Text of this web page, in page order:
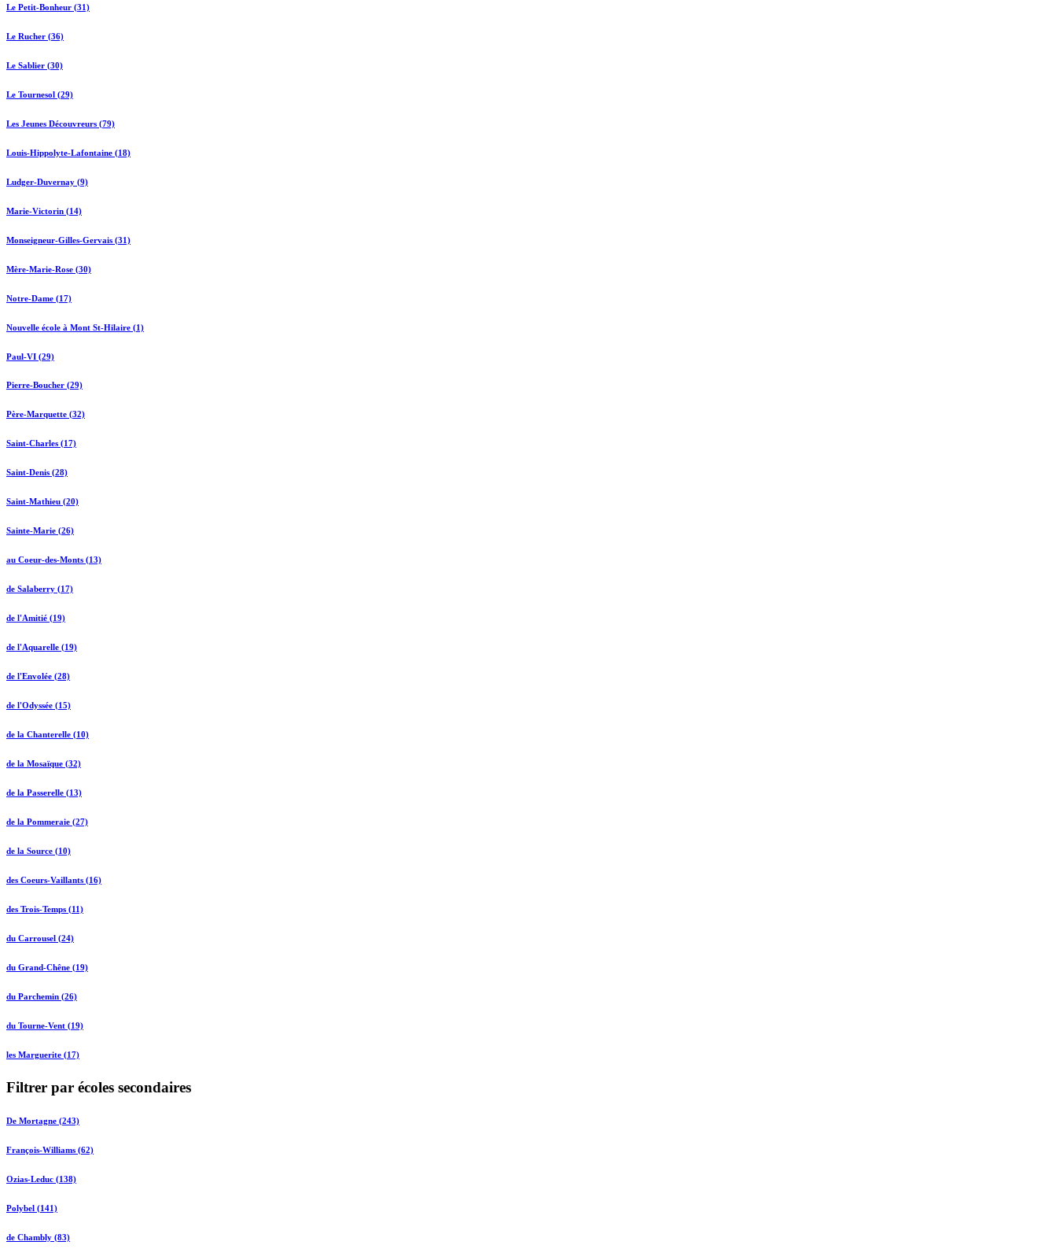
Le Petit-Bonheur (31)
Le Rucher (36)
Le Sablier (30)
Le Tournesol (29)
Les Jeunes Découvreurs (79)
Louis-Hippolyte-Lafontaine (18)
Ludger-Duvernay (9)
Marie-Victorin (14)
Monseigneur-Gilles-Gervais (31)
Mère-Marie-Rose (30)
Notre-Dame (17)
Nouvelle école à Mont St-Hilaire (1)
Paul-VI (29)
Pierre-Boucher (29)
Père-Marquette (32)
Saint-Charles (17)
Saint-Denis (28)
Saint-Mathieu (20)
Sainte-Marie (26)
au Coeur-des-Monts (13)
de Salaberry (17)
de l'Amitié (19)
de l'Aquarelle (19)
de l'Envolée (28)
de l'Odyssée (15)
de la Chanterelle (10)
de la Mosaïque (32)
de la Passerelle (13)
de la Pommeraie (27)
de la Source (10)
des Coeurs-Vaillants (16)
des Trois-Temps (11)
du Carrousel (24)
du Grand-Chêne (19)
du Parchemin (26)
du Tourne-Vent (19)
les Marguerite (17)
Filtrer par écoles secondaires
De Mortagne (243)
François-Williams (62)
Ozias-Leduc (138)
Polybel (141)
de Chambly (83)